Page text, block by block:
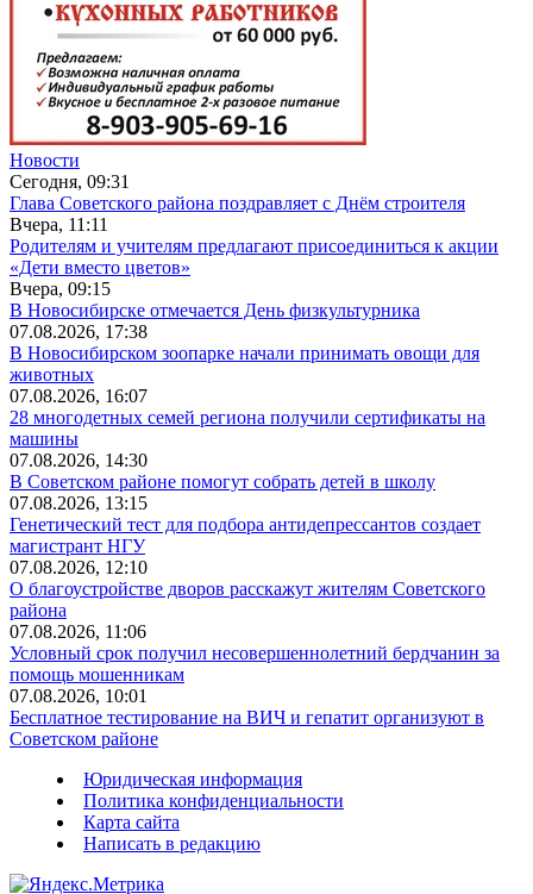
Новости
Сегодня, 09:31
Глава Советского района поздравляет с Днём строителя
Вчера, 11:11
Родителям и учителям предлагают присоединиться к акции
«Дети вместо цветов»
Вчера, 09:15
В Новосибирске отмечается День физкультурника
07.08.2026, 17:38
В Новосибирском зоопарке начали принимать овощи для
животных
07.08.2026, 16:07
28 многодетных семей региона получили сертификаты на
машины
07.08.2026, 14:30
В Советском районе помогут собрать детей в школу
07.08.2026, 13:15
Генетический тест для подбора антидепрессантов создает
магистрант НГУ
07.08.2026, 12:10
О благоустройстве дворов расскажут жителям Советского
района
07.08.2026, 11:06
Условный срок получил несовершеннолетний бердчанин за
помощь мошенникам
07.08.2026, 10:01
Бесплатное тестирование на ВИЧ и гепатит организуют в
Советском районе
Юридическая информация
Политика конфиденциальности
Карта сайта
Написать в редакцию